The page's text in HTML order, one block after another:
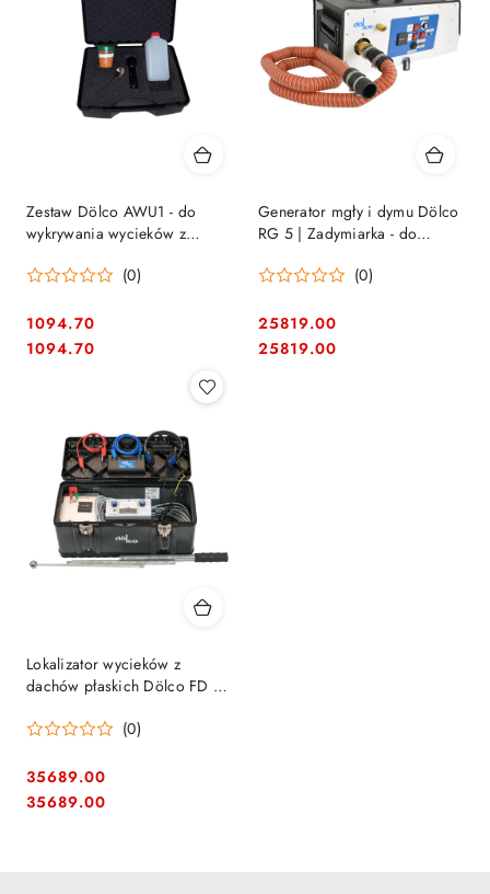
Zestaw Dölco AWU1 - do
wykrywania wycieków z
Lampa UV + barwnik
(0)
Cena:
1094.70
Cena:
1094.70
Generator mgły i dymu Dölco
RG 5 | Zadymiarka - do
dachów i instalacji
(0)
Cena:
25819.00
Cena:
25819.00
Lokalizator wycieków z
dachów płaskich Dölco FD 3 -
detekcji
(0)
Cena:
35689.00
Cena:
35689.00